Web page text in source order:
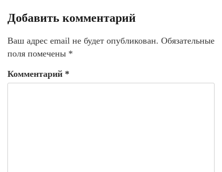
Добавить комментарий
Ваш адрес email не будет опубликован. Обязательные
поля помечены *
Комментарий *